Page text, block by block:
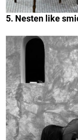
5. Nesten like